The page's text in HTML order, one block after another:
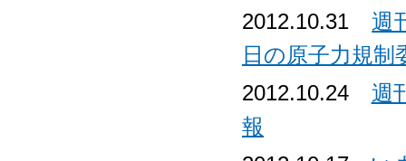
2012.10.31週
日の原子力規制
2012.10.24 週
報